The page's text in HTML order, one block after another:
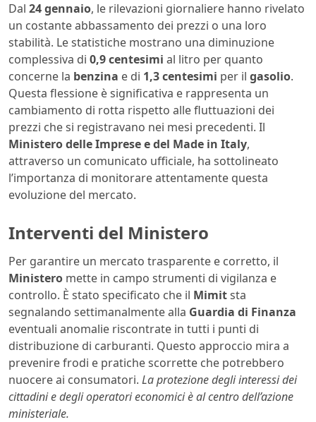
Dal 24 gennaio, le rilevazioni giornaliere hanno rivelato
un costante abbassamento dei prezzi o una loro
stabilità. Le statistiche mostrano una diminuzione
complessiva di 0,9 centesimi al litro per quanto
concerne la benzina e di 1,3 centesimi per il gasolio.
Questa flessione è significativa e rappresenta un
cambiamento di rotta rispetto alle fluttuazioni dei
prezzi che si registravano nei mesi precedenti. Il
Ministero delle Imprese e del Made in Italy,
attraverso un comunicato ufficiale, ha sottolineato
l’importanza di monitorare attentamente questa
evoluzione del mercato.
Interventi del Ministero
Per garantire un mercato trasparente e corretto, il
Ministero mette in campo strumenti di vigilanza e
controllo. È stato specificato che il Mimitsta
segnalando settimanalmente alla Guardia di Finanza
eventuali anomalie riscontrate in tutti i punti di
distribuzione di carburanti. Questo approccio mira a
prevenire frodi e pratiche scorrette che potrebbero
nuocere ai consumatori. La protezione degli interessi dei
cittadini e degli operatori economici è al centro dell’azione
ministeriale.